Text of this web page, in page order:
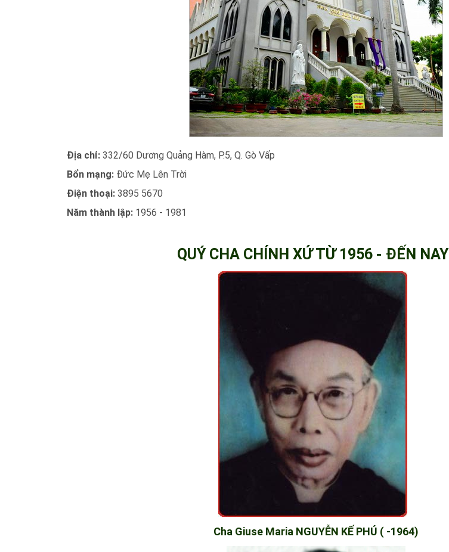
Địa chỉ: 332/60 Dương Quảng Hàm, P.5, Q. Gò Vấp
Bổn mạng: Đức Mẹ Lên Trời
Điện thoại: 3895 5670
Năm thành lập: 1956 - 1981
QUÝ CHA CHÍNH XỨ TỪ 1956 - ĐẾN NAY
Cha Giuse Maria NGUYỄN KẾ PHÚ ( -1964)